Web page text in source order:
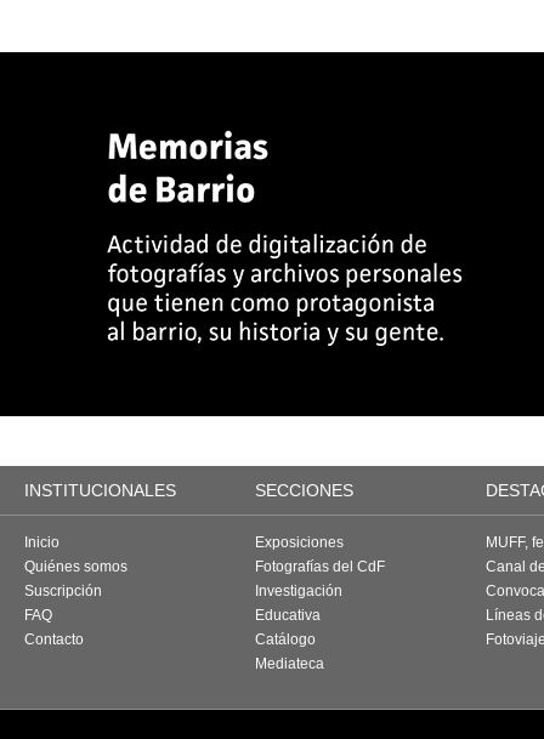
INSTITUCIONALES SECCIONES
Inicio
Quiénes somos
Suscripción
FAQ
Contacto
Exposiciones
Fotografías del CdF
Investigación
Educativa
Catálogo
Mediateca
MUFF,
Canal
Líneas